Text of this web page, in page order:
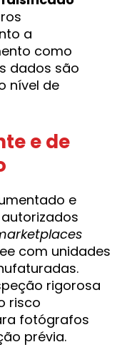
a
como
dados são
nível de
e de
e
com unidades
rigorosa
risco
fotógrafos
prévia.